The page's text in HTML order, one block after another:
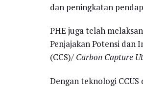
dan peningkatan
PHE juga telah
Penjajakan Potensi dan
(CCS)/ Carbon Capture
Dengan teknologi